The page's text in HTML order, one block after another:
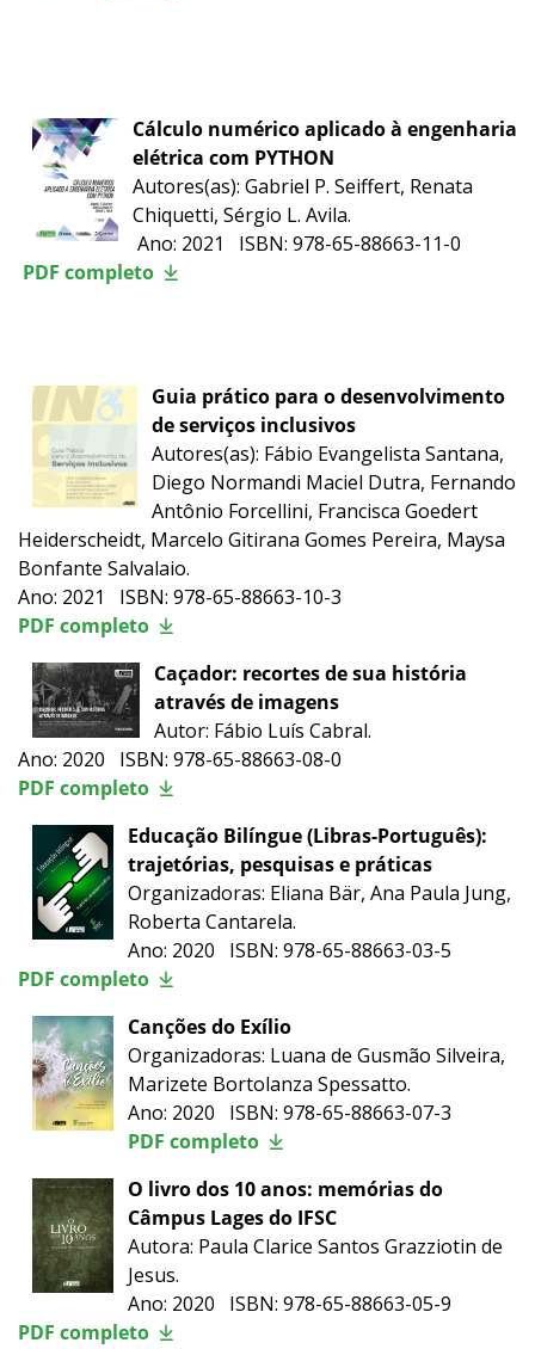
Cálculo numérico aplicado à engenharia
elétrica com PYTHON
Autores(as): Gabriel P. Seiffert, Renata
Chiquetti, Sérgio L. Avila.
Ano: 2021 ISBN: 978-65-88663-11-0
PDF completo
Guia prático para o desenvolvimento
de serviços inclusivos
Autores(as): Fábio Evangelista Santana,
Diego Normandi Maciel Dutra, Fernando
Antônio Forcellini, Francisca Goedert
Heiderscheidt, Marcelo Gitirana Gomes Pereira, Maysa
Bonfante Salvalaio.
Ano: 2021 ISBN: 978-65-88663-10-3
PDF completo
Caçador: recortes de sua história
através de imagens
Autor: Fábio Luís Cabral.
Ano: 2020 ISBN: 978-65-88663-08-0
PDF completo
Educação Bilíngue (Libras-Português):
trajetórias, pesquisas e práticas
Organizadoras: Eliana Bär, Ana Paula Jung,
Roberta Cantarela.
Ano: 2020 ISBN: 978-65-88663-03-5
PDF completo
Canções do Exílio
Organizadoras: Luana de Gusmão Silveira,
Marizete Bortolanza Spessatto.
Ano: 2020 ISBN: 978-65-88663-07-3
PDF completo
O livro dos 10 anos: memórias do
Câmpus Lages do IFSC
Autora: Paula Clarice Santos Grazziotin de
Jesus.
Ano: 2020 ISBN: 978-65-88663-05-9
PDF completo